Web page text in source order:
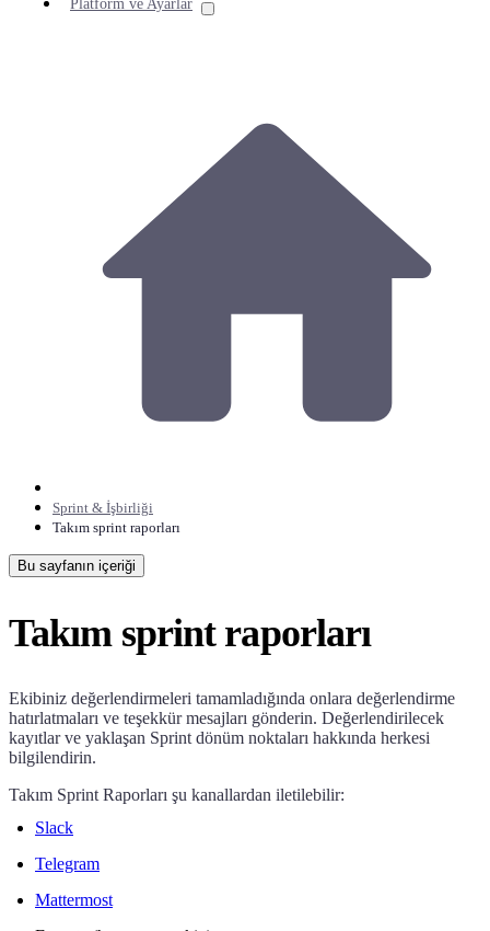
Platform ve Ayarlar
Sprint & İşbirliği
Takım sprint raporları
Bu sayfanın içeriği
Takım sprint raporları
Ekibiniz değerlendirmeleri tamamladığında onlara değerlendirme
hatırlatmaları ve teşekkür mesajları gönderin. Değerlendirilecek
kayıtlar ve yaklaşan Sprint dönüm noktaları hakkında herkesi
bilgilendirin.
Takım Sprint Raporları şu kanallardan iletilebilir:
Slack
Telegram
Mattermost